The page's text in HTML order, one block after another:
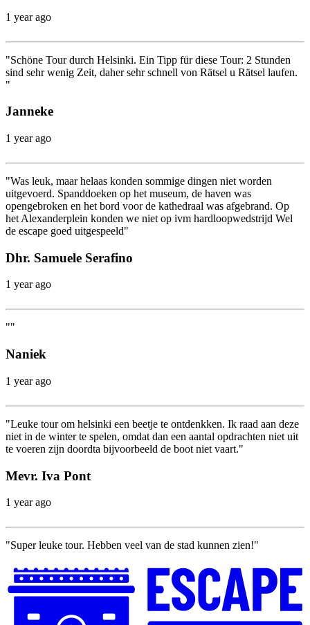
1 year ago
"Schöne Tour durch Helsinki. Ein Tipp für diese Tour: 2 Stunden
sind sehr wenig Zeit, daher sehr schnell von Rätsel u Rätsel laufen.
"
Janneke
1 year ago
"Was leuk, maar helaas konden sommige dingen niet worden
uitgevoerd. Spanddoeken op het museum, de haven was
opengebroken en het bord voor de kathedraal was afgebrand. Op
het Alexanderplein konden we niet op ivm hardloopwedstrijd Wel
de escape goed uitgespeeld"
Dhr. Samuele Serafino
1 year ago
""
Naniek
1 year ago
"Leuke tour om helsinki een beetje te ontdenkken. Ik raad aan deze
niet in de winter te spelen, omdat dan een aantal opdrachten niet uit
te voeren zijn doordta bijvoorbeeld de boot niet vaart."
Mevr. Iva Pont
1 year ago
"Super leuke tour. Hebben veel van de stad kunnen zien!"